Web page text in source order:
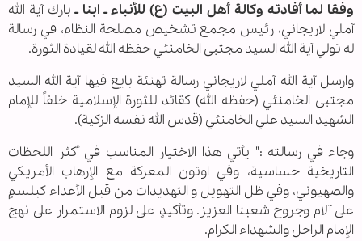
وفقا لما أفادته وكالة أهل البيت (ع) للأنباء ـ ابنا ـبارك آية الله
آملي لاريجاني، رئيس مجمع تشخيص مصلحة النظام، في رسالة
له تولي آية الله السيد مجتبى الخامنئي حفظه الله لقيادة الثورة.
وارسل آية الله آملي لاريجاني رسالة تهنئة بايع فيها آية الله السيد
مجتبى الخامنئي (حفظه الله) كقائد للثورة الإسلامية خلفاً للإمام
الشهيد السيد علي الخامنئي (قدس الله نفسه الزكية).
وجاء في رسالته :" يأتي هذا الاختيار المناسب في أكثر اللحظات
التاريخية حساسية، وفي اوتون المعركة مع الإرهاب الأمريكي
والصهيوني، وفي ظل التهويل و التهديدات من قبل الأعداء كبلسمٍ
على آلام وجروح شعبنا العزيز. وتأكيدٍ على لزوم الاستمرار على نهج
الإمام الراحل والشهداء الكرام.